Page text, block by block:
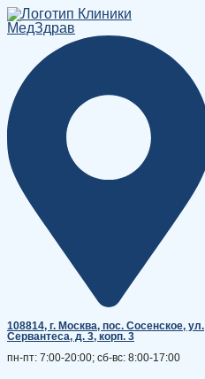
Перейти
к
содержимому
108814, г. Москва, поc. Сосенское, ул.
Сервантеса, д. 3, корп. 3
пн-пт: 7:00-20:00; сб-вс: 8:00-17:00